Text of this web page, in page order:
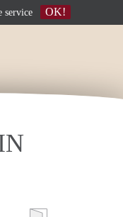
service OK!